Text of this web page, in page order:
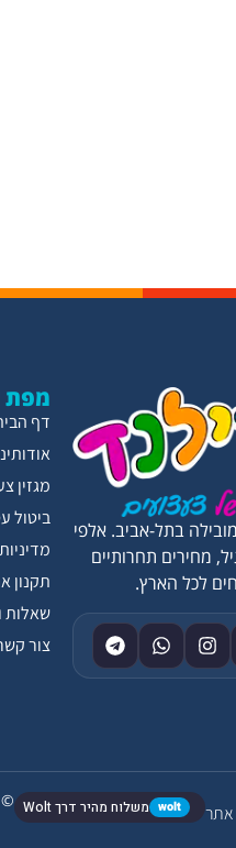
wolt משלוח מהיר דרך Wolt © 2026 מדילנד. כל הזכויות שמורות.
מפת
דף
מגזין
ביטול
תקנון
שאלות
צור
בתל-אביב. אלפי
מחירים תחרותיים
לכל הארץ.